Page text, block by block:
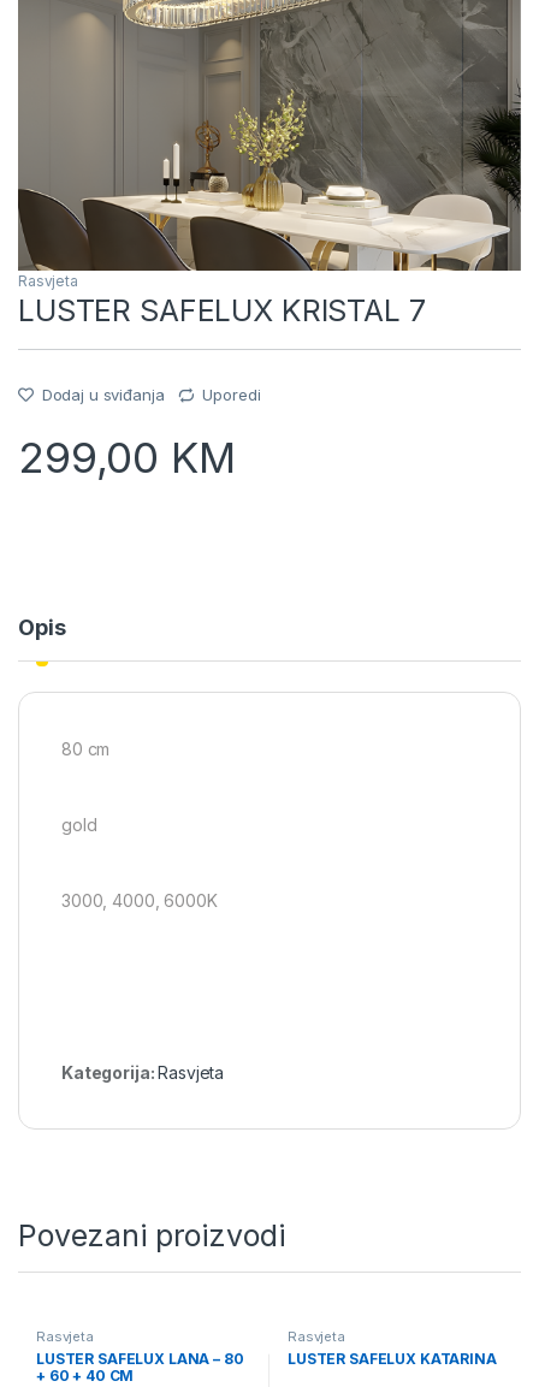
Rasvjeta
LUSTER SAFELUX KRISTAL 7
Dodaj u sviđanja Uporedi
299,00 KM
Opis
80 cm
gold
3000, 4000, 6000K
Kategorija:Rasvjeta
Povezani proizvodi
Rasvjeta
LUSTER SAFELUX LANA – 80
+ 60 + 40 CM
Rasvjeta
LUSTER SAFELUX KATARINA